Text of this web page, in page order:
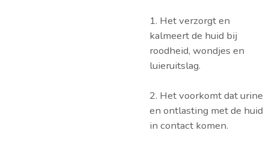
1. Het verzorgt en
kalmeert de huid bij
roodheid, wondjes en
luieruitslag.
2. Het voorkomt dat urine
en ontlasting met de huid
in contact komen.